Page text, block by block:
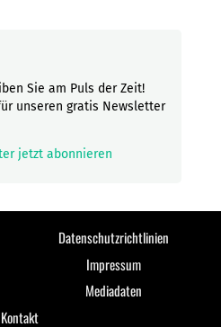
Sie am Puls der Zeit!
unseren gratis Newsletter
jetzt abonnieren
Datenschutzrichtlinien
Impressum
Mediadaten
Kontakt